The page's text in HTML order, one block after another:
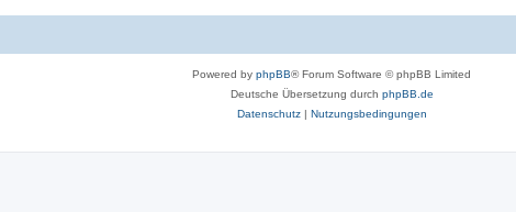
Powered by phpBB® Forum Software © phpBB Limited
Deutsche Übersetzung durch phpBB.de
Datenschutz| Nutzungsbedingungen